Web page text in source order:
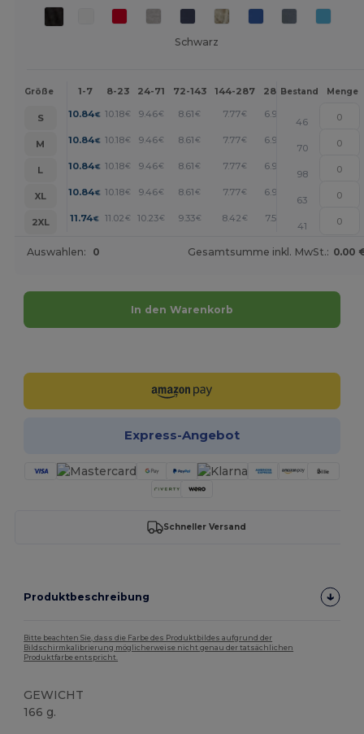
Schwarz
Größe 1-7 8-23 24-71 72-143 144-287 288 + Mehr
Bestand Menge
S 10.84€ 10.18€ 9.46€ 8.61 € 7.77€ 6.98
46
M
10.84€ 10.18€ 9.46€ 8.61 € 7.77€ 6.98 +
70
L
10.84€ 10.18€ 9.46€ 8.61 € 7.77€ 6.98 +
98
XL
10.84€ 10.18€ 9.46€ 8.61 € 7.77€ 6.98
63
2XL
11.74€ 11.02€ 10.23€ 9.33€ 8.42€ 7.57
41
Auswahlen: 0 Gesamtsumme inkl. MwSt.: 0.00
In den Warenkorb
Express-Angebot
Schneller Versand
Produktbeschreibung
Bitte beachten Sie, dass die Farbe des Produktbildes aufgrund der
Bildschirmkalibrierung möglicherweise nicht genau der tatsächlichen
Produktfarbe entspricht.
GEWICHT
166 g.